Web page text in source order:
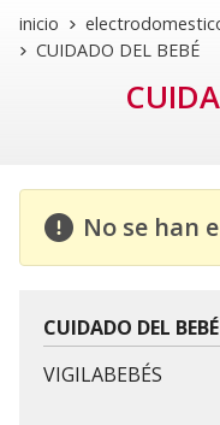
inicio
CUIDADO DEL BEBÉ
No se han
CUIDADO DEL BEBÉ
VIGILABEBÉS